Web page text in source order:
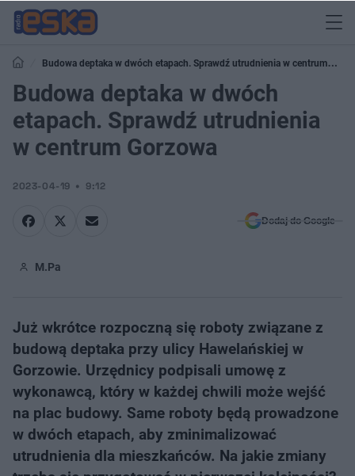
Budowa deptaka w dwóch etapach. Sprawdź utrudnienia w centrum
Gorzowa
Budowa deptaka w dwóch
etapach. Sprawdź utrudnienia
w centrum Gorzowa
2023-04-19 9:12
Dodaj do Google
M.Pa
Już wkrótce rozpoczną się roboty związane z
budową deptaka przy ulicy Hawelańskiej w
Gorzowie. Urzędnicy podpisali umowę z
wykonawcą, który w każdej chwili może wejść
na plac budowy. Same roboty będą prowadzone
w dwóch etapach, aby zminimalizować
utrudnienia dla mieszkańców. Na jakie zmiany